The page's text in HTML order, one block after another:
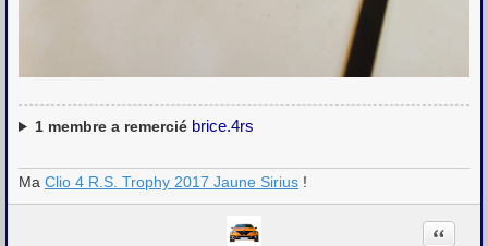
1membre a remercié brice.4rs
Ma Clio 4 R.S. Trophy 2017 Jaune Sirius !
Citation